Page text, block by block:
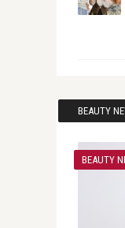
BEAUTY
BEAUTY